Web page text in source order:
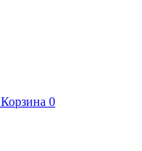
Корзина 0